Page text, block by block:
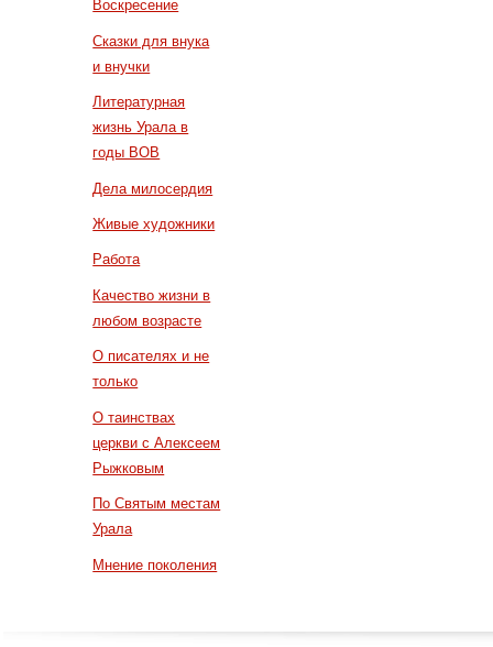
Воскресение
Сказки для внука
и внучки
Литературная
жизнь Урала в
годы ВОВ
Дела милосердия
Живые художники
Работа
Качество жизни в
любом возрасте
О писателях и не
только
О таинствах
церкви с Алексеем
Рыжковым
По Святым местам
Урала
Мнение поколения